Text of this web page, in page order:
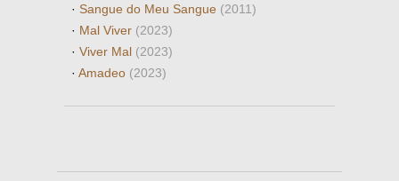
· Sangue do Meu Sangue (2011)
· Mal Viver (2023)
· Viver Mal (2023)
· Amadeo (2023)